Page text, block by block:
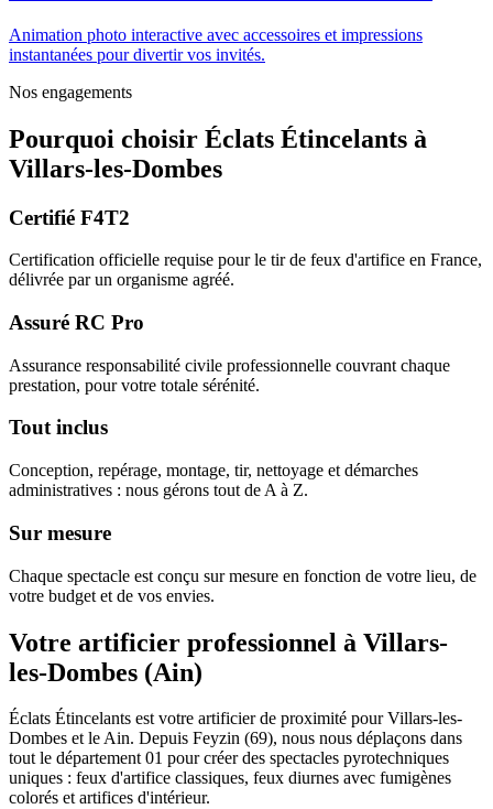
Animation photo interactive avec accessoires et impressions
instantanées pour divertir vos invités.
Nos engagements
Pourquoi choisir Éclats Étincelants à
Villars-les-Dombes
Certifié F4T2
Certification officielle requise pour le tir de feux d'artifice en France,
délivrée par un organisme agréé.
Assuré RC Pro
Assurance responsabilité civile professionnelle couvrant chaque
prestation, pour votre totale sérénité.
Tout inclus
Conception, repérage, montage, tir, nettoyage et démarches
administratives : nous gérons tout de A à Z.
Sur mesure
Chaque spectacle est conçu sur mesure en fonction de votre lieu, de
votre budget et de vos envies.
Votre artificier professionnel à Villars-
les-Dombes (Ain)
Éclats Étincelants est votre artificier de proximité pour Villars-les-
Dombes et le Ain. Depuis Feyzin (69), nous nous déplaçons dans
tout le département 01 pour créer des spectacles pyrotechniques
uniques : feux d'artifice classiques, feux diurnes avec fumigènes
colorés et artifices d'intérieur.